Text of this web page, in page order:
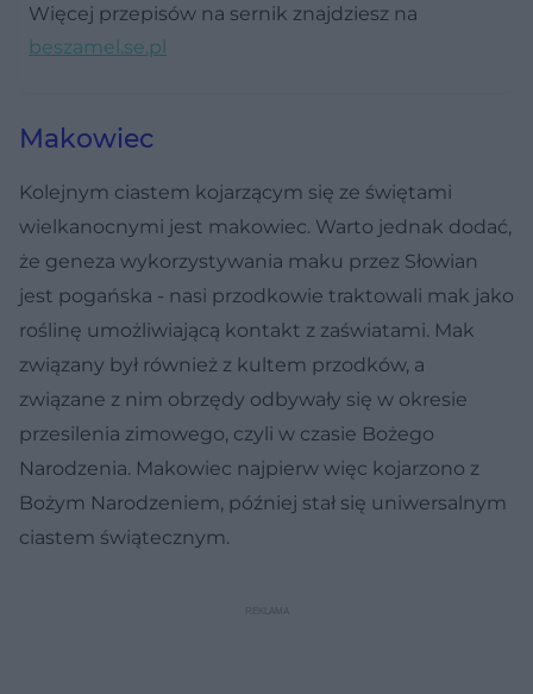
Więcej przepisów na sernik znajdziesz na
beszamel.se.pl
Makowiec
Kolejnym ciastem kojarzącym się ze świętami
wielkanocnymi jest makowiec. Warto jednak dodać,
że geneza wykorzystywania maku przez Słowian
jest pogańska - nasi przodkowie traktowali mak jako
roślinę umożliwiającą kontakt z zaświatami. Mak
związany był również z kultem przodków, a
związane z nim obrzędy odbywały się w okresie
przesilenia zimowego, czyli w czasie Bożego
Narodzenia. Makowiec najpierw więc kojarzono z
Bożym Narodzeniem, później stał się uniwersalnym
ciastem świątecznym.